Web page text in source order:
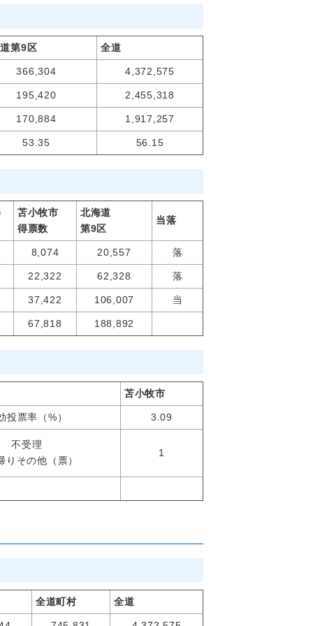
第9区 全道
366,304 4,372,575
195,420 2,455,318
170,884 1,917,257
53.35 56.15
苫小牧市
得票数
北海道
第9区
当落
8,074 20,557 落
22,322 62,328 落
37,422 106,007 当
67,818 188,892
苫小牧市
投票率（%） 3.09
不受理
りその他（票）
1
全道町村 全道